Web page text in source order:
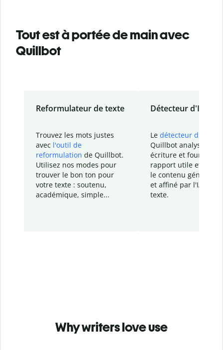
Tout est à portée de main avec
Quillbot
Reformulateur de texte
Trouvez les mots justes
avec l'outil de
reformulation de Quillbot.
Utilisez nos modes pour
trouver le bon ton pour
votre texte : soutenu,
académique, simple...
Détecteur d'IA
Le détecteur d'IA
Quillbot analyse votre
écriture et fournit un
rapport utile et
le contenu généré
et affiné par l'IA
texte.
Why writers love use